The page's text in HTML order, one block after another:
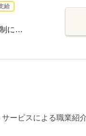
給
に…
ービスによる職業紹介